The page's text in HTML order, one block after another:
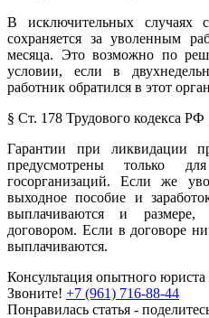
В исключительных случаях
сохра­няется за уволенным
месяца. Это возможно по
условии, если в
работник обратил­ся в этот
§ Ст. 178 Трудового кодекса РФ
Гарантии при ликвидации
предусмотрены только
госорганизаций. Если же
выходное пособие и
выплачиваются и размере,
договором. Если в договоре
выплачива­ются.
Консультация опытного
Звоните! +7 (961) 716-88-44
Понравилась статья -